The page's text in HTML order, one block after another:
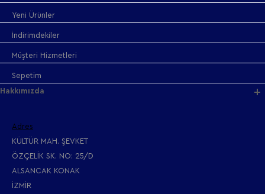
Yeni Ürünler
İndirimdekiler
Müşteri Hizmetleri
Sepetim
Hakkımızda
Adres
KÜLTÜR MAH. ŞEVKET
ÖZÇELİK SK. NO: 25/D
ALSANCAK KONAK
İZMİR